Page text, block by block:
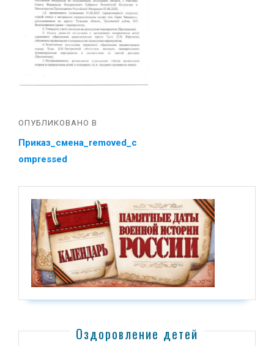
ОПУБЛИКОВАНО В
Приказ_смена_removed_c
ompressed
Оздоровление детей